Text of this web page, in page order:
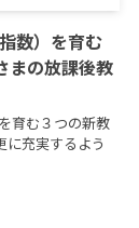
数）を育む
まの放課後教
育む３つの新教
充実するよう